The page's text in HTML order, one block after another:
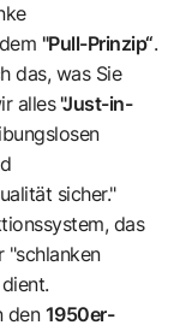
"Pull-Prinzip“.
das, was Sie
alles"Just-in-
sicher."
, das
"schlanken
den 1950er-